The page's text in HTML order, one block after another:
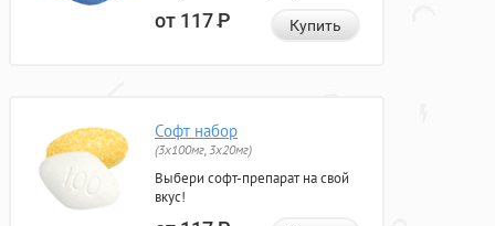
от 117Р Купить
Софт набор
(3x100мг, 3x20мг)
Выбери софт-препарат на свой
вкус!